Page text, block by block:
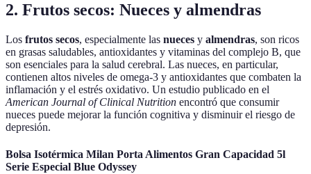
2. Frutos secos: Nueces y almendras
Los frutos secos, especialmente las nueces y almendras, son ricos
en grasas saludables, antioxidantes y vitaminas del complejo B, que
son esenciales para la salud cerebral. Las nueces, en particular,
contienen altos niveles de omega-3 y antioxidantes que combaten la
inflamación y el estrés oxidativo. Un estudio publicado en el
American Journal of Clinical Nutrition encontró que consumir
nueces puede mejorar la función cognitiva y disminuir el riesgo de
depresión.
Bolsa Isotérmica Milan Porta Alimentos Gran Capacidad 5l
Serie Especial Blue Odyssey